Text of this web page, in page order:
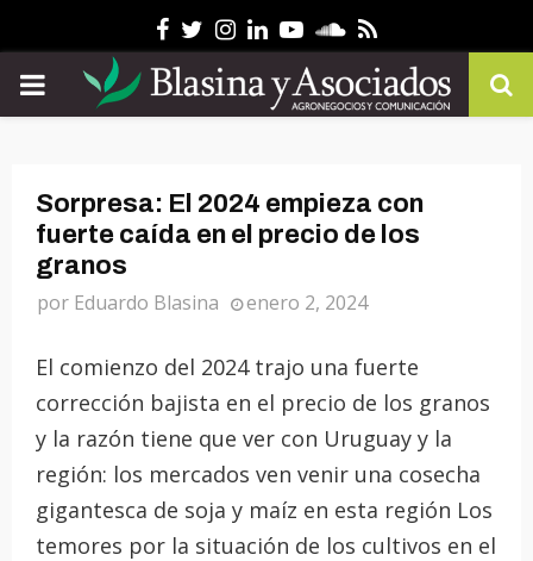
Facebook
Twitter
Instagram
Linkedin
YoutubeSoundcloud
Rss
PRIMARY
Sorpresa: El 2024 empieza con
fuerte caída en el precio de los
granos
por Eduardo Blasina enero 2, 2024
El comienzo del 2024 trajo una fuerte
corrección bajista en el precio de los granos
y la razón tiene que ver con Uruguay y la
región: los mercados ven venir una cosecha
gigantesca de soja y maíz en esta región Los
temores por la situación de los cultivos en el